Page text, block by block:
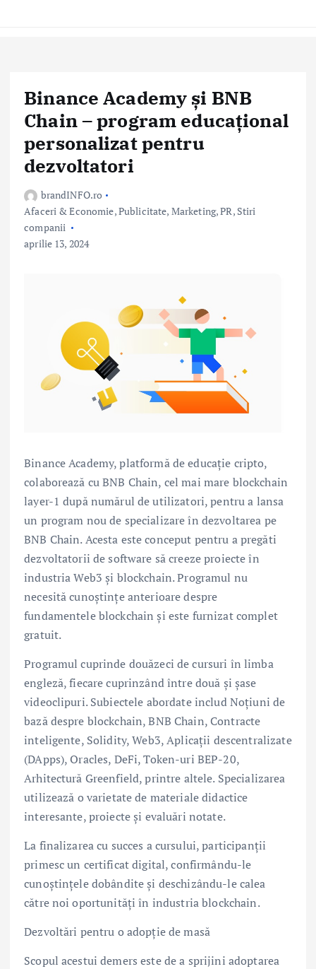
Binance Academy și BNB
Chain – program educațional
personalizat pentru
dezvoltatori
brandINFO.ro
Afaceri & Economie,Publicitate, Marketing, PR, Stiri
companii
aprilie 13, 2024
Binance Academy, platformă de educație cripto,
colaborează cu BNB Chain, cel mai mare blockchain
layer-1 după numărul de utilizatori, pentru a lansa
un program nou de specializare în dezvoltarea pe
BNB Chain. Acesta este conceput pentru a pregăti
dezvoltatorii de software să creeze proiecte în
industria Web3 și blockchain. Programul nu
necesită cunoștințe anterioare despre
fundamentele blockchain și este furnizat complet
gratuit.
Programul cuprinde douăzeci de cursuri în limba
engleză, fiecare cuprinzând între două și șase
videoclipuri. Subiectele abordate includ Noțiuni de
bază despre blockchain, BNB Chain, Contracte
inteligente, Solidity, Web3, Aplicații descentralizate
(DApps), Oracles, DeFi, Token-uri BEP-20,
Arhitectură Greenfield, printre altele. Specializarea
utilizează o varietate de materiale didactice
interesante, proiecte și evaluări notate.
La finalizarea cu succes a cursului, participanții
primesc un certificat digital, confirmându-le
cunoștințele dobândite și deschizându-le calea
către noi oportunități în industria blockchain.
Dezvoltări pentru o adopție de masă
Scopul acestui demers este de a sprijini adoptarea